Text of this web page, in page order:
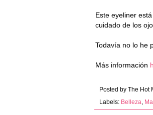
Este eyeliner
cuidado de los
Todavía no lo he
Más información
Posted by The Hot
Labels: Belleza